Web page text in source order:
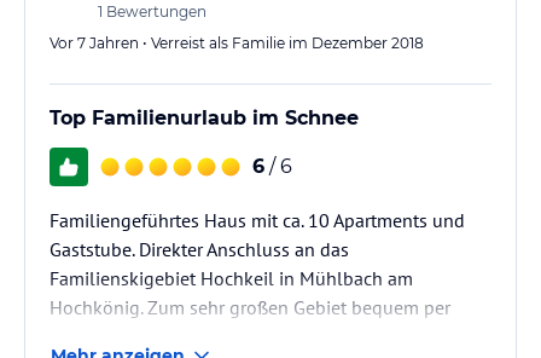
1 Bewertungen
Vor 7 Jahren • Verreist als Familie im Dezember 2018
Top Familienurlaub im Schnee
6 / 6
Familiengeführtes Haus mit ca. 10 Apartments und
Gaststube. Direkter Anschluss an das
Familienskigebiet Hochkeil in Mühlbach am
Hochkönig. Zum sehr großen Gebiet bequem per